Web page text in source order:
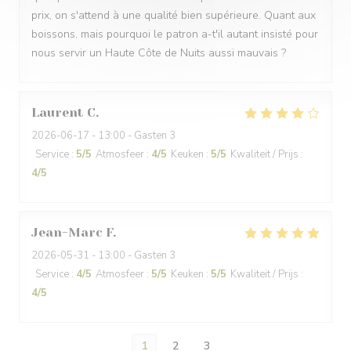
prix, on s'attend à une qualité bien supérieure. Quant aux
boissons, mais pourquoi le patron a-t'il autant insisté pour
nous servir un Haute Côte de Nuits aussi mauvais ?
Laurent C
2026-06-17 - 13:00 - Gasten 3
Service : 5/5 Atmosfeer : 4/5 Keuken : 5/5 Kwaliteit / Prijs :
4/5
Jean-Marc F
2026-05-31 - 13:00 - Gasten 3
Service : 4/5 Atmosfeer : 5/5 Keuken : 5/5 Kwaliteit / Prijs :
4/5
1 2 3